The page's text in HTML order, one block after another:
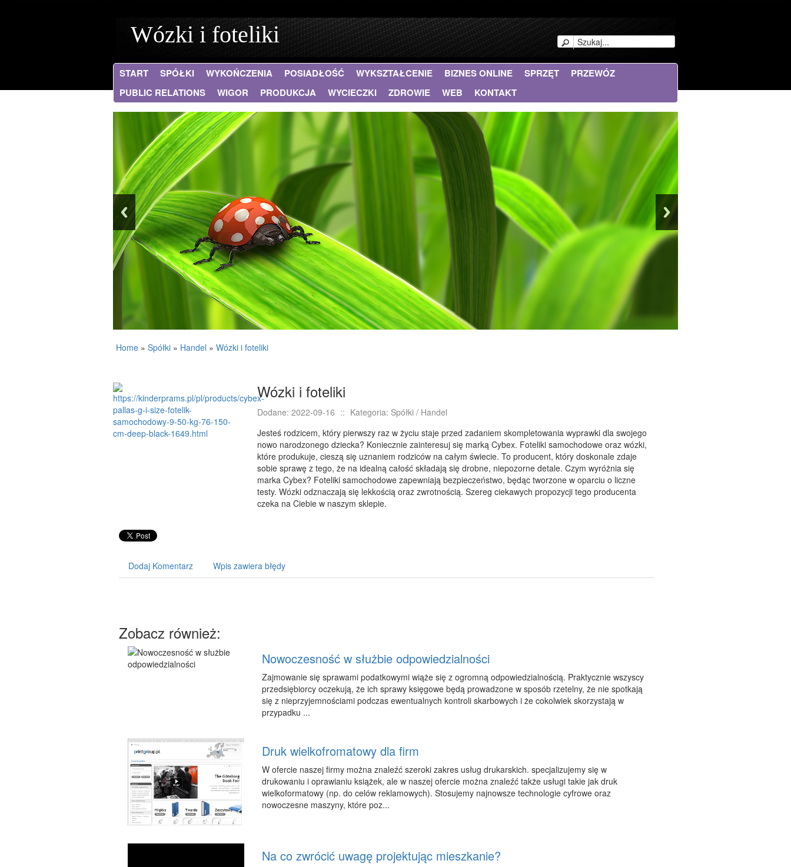
Wózki i foteliki
START SPÓŁKI WYKOŃCZENIA POSIADŁOŚĆ WYKSZTAŁCENIE BIZNES ONLINE SPRZĘT
PRZEWÓZ
PUBLIC RELATIONS
WIGOR PRODUKCJA WYCIECZKI ZDROWIE WEB KONTAKT
Home » Spółki » Handel » Wózki i foteliki
Wózki i foteliki
Dodane: 2022-09-16 :: Kategoria: Spółki / Handel
Jesteś rodzicem, który pierwszy raz w życiu staje przed zadaniem skompletowania wyprawki dla swojego
nowo narodzonego dziecka? Koniecznie zainteresuj się marką Cybex. Foteliki samochodowe oraz wózki,
które produkuje, cieszą się uznaniem rodziców na całym świecie. To producent, który doskonale zdaje
sobie sprawę z tego, że na idealną całość składają się drobne, niepozorne detale. Czym wyróżnia się
marka Cybex? Foteliki samochodowe zapewniają bezpieczeństwo, będąc tworzone w oparciu o liczne
testy. Wózki odznaczają się lekkością oraz zwrotnością. Szereg ciekawych propozycji tego producenta
czeka na Ciebie w naszym sklepie.
Dodaj Komentarz Wpis zawiera błędy
Zobacz również:
Nowoczesność w służbie odpowiedzialności
Zajmowanie się sprawami podatkowymi wiąże się z ogromną odpowiedzialnością. Praktycznie wszyscy
przedsiębiorcy oczekują, że ich sprawy księgowe będą prowadzone w sposób rzetelny, że nie spotkają
się z nieprzyjemnościami podczas ewentualnych kontroli skarbowych i że cokolwiek skorzystają w
przypadku ...
Druk wielkofromatowy dla firm
W ofercie naszej firmy można znaleźć szeroki zakres usług drukarskich. specjalizujemy się w
drukowaniu i oprawianiu książek, ale w naszej ofercie można znaleźć także usługi takie jak druk
wielkoformatowy (np. do celów reklamowych). Stosujemy najnowsze technologie cyfrowe oraz
nowoczesne maszyny, które poz...
Na co zwrócić uwagę projektując mieszkanie?